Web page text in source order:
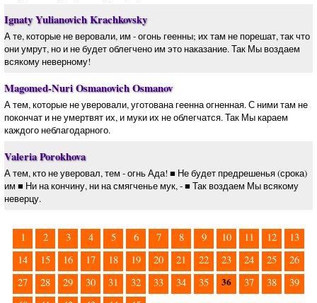
Ignaty Yulianovich Krachkovsky
А те, которые не веровали, им - огонь геенны; их там не порешат, так что
они умрут, но и не будет облегчено им это наказание. Так Мы воздаем
всякому неверному!
Magomed-Nuri Osmanovich Osmanov
А тем, которые не уверовали, уготована геенна огненная. С ними там не
покончат и не умертвят их, и муки их не облегчатся. Так Мы караем
каждого неблагодарного.
Valeria Porokhova
А тем, кто не уверовал, тем - огнь Ада! ■ Не будет предрешенья (срока)
им ■ Ни на кончину, ни на смягченье мук, - ■ Так воздаем Мы всякому
неверцу.
1 2 3 4 5 6 7 8 9 10 11 12
13
14
15 16 17 18 19 20 21 22 23 24 25
26
27
28 29 30 31 32 33 34 35 36 37 38
39